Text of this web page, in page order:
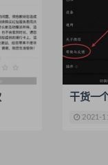
干货一
2021-